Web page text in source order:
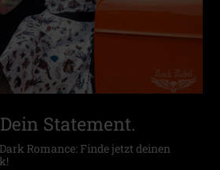
Statement.
Romance: Finde jetzt deinen